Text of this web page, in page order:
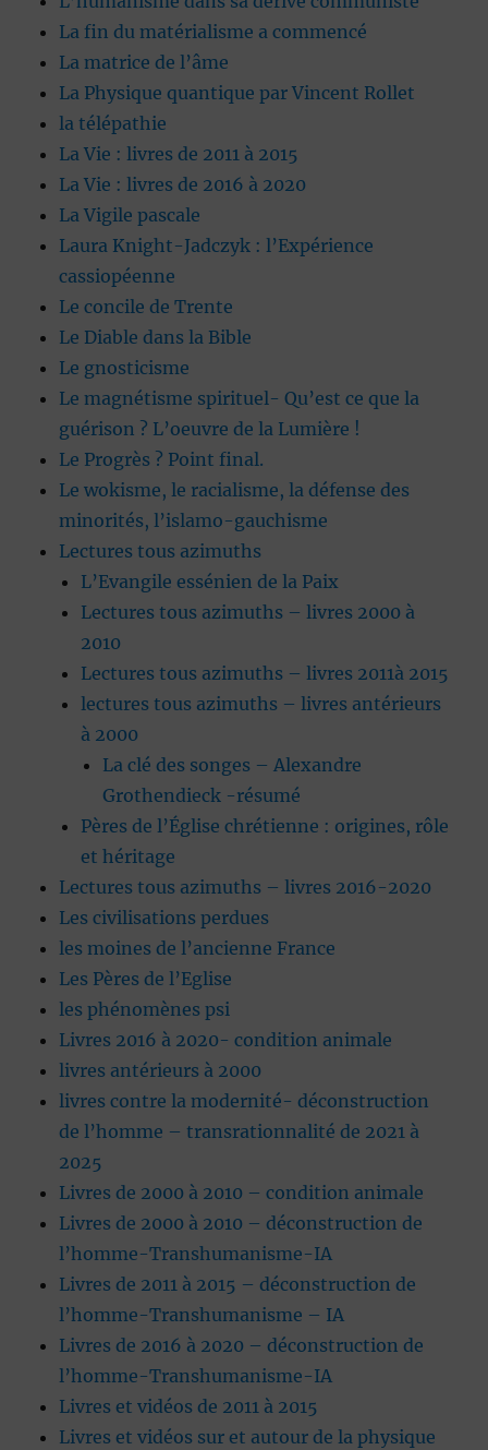
La fin du matérialisme a commencé
La matrice de l’âme
La Physique quantique par Vincent Rollet
la télépathie
La Vie : livres de 2011 à 2015
La Vie : livres de 2016 à 2020
La Vigile pascale
Laura Knight-Jadczyk : l’Expérience
cassiopéenne
Le concile de Trente
Le Diable dans la Bible
Le gnosticisme
Le magnétisme spirituel- Qu’est ce que la
guérison ? L’oeuvre de la Lumière !
Le Progrès ? Point final.
Le wokisme, le racialisme, la défense des
minorités, l’islamo-gauchisme
Lectures tous azimuths
L’Evangile essénien de la Paix
Lectures tous azimuths – livres 2000 à
2010
Lectures tous azimuths – livres 2011à 2015
lectures tous azimuths – livres antérieurs
à 2000
La clé des songes – Alexandre
Grothendieck -résumé
Pères de l’Église chrétienne : origines, rôle
et héritage
Lectures tous azimuths – livres 2016-2020
Les civilisations perdues
les moines de l’ancienne France
Les Pères de l’Eglise
les phénomènes psi
Livres 2016 à 2020- condition animale
livres antérieurs à 2000
livres contre la modernité- déconstruction
de l’homme – transrationnalité de 2021 à
2025
Livres de 2000 à 2010 – condition animale
Livres de 2000 à 2010 – déconstruction de
l’homme-Transhumanisme-IA
Livres de 2011 à 2015 – déconstruction de
l’homme-Transhumanisme – IA
Livres de 2016 à 2020 – déconstruction de
l’homme-Transhumanisme-IA
Livres et vidéos de 2011 à 2015
Livres et vidéos sur et autour de la physique